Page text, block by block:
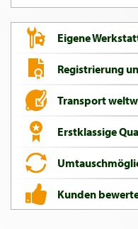
Eigene
Registrierung
Transport
Erstklassige
Kunden